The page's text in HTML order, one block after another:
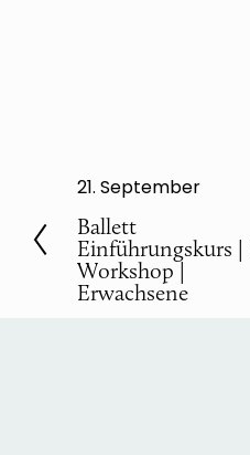
V
o
r
h
21. September
Ballett
Einführungskurs |
Workshop |
Erwachsene